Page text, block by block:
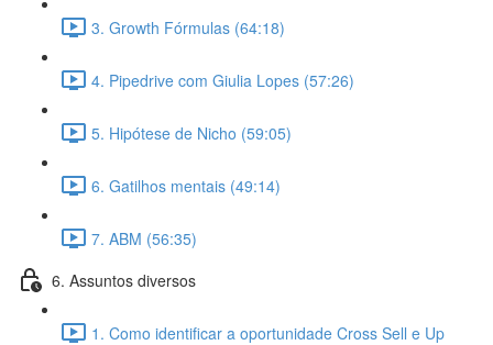
3. Growth Fórmulas (64:18)
4. Pipedrive com Giulia Lopes (57:26)
5. Hipótese de Nicho (59:05)
6. Gatilhos mentais (49:14)
7. ABM (56:35)
6. Assuntos diversos
1. Como identificar a oportunidade Cross Sell e Up